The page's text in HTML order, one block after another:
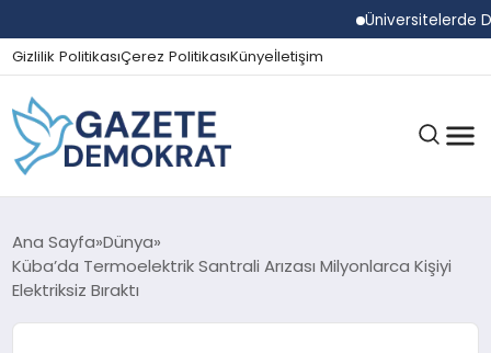
Üniversitelerde
Gizlilik PolitikasıÇerez PolitikasıKünyeİletişim
GÜNDEM
EKONOMI
Ana Sayfa Dünya
Küba’da Termoelektrik Santrali Arızası Milyonlarca Kişiyi
Elektriksiz Bıraktı